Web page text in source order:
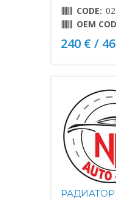
CODE:
OEM
240 € /
РАДИАТОР